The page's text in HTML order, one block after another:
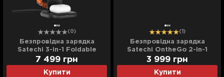
(0)
Безпровідна зарядка
Satechi 3-in-1 Foldable
Wireless Charging Stand
with Qi2 25W
Купити
7 499 грн
(1)
Безпровідна зарядка
Satechi OntheGo 2-in-1
(Black) (ST-QTG21K)
Купити
3 999 грн